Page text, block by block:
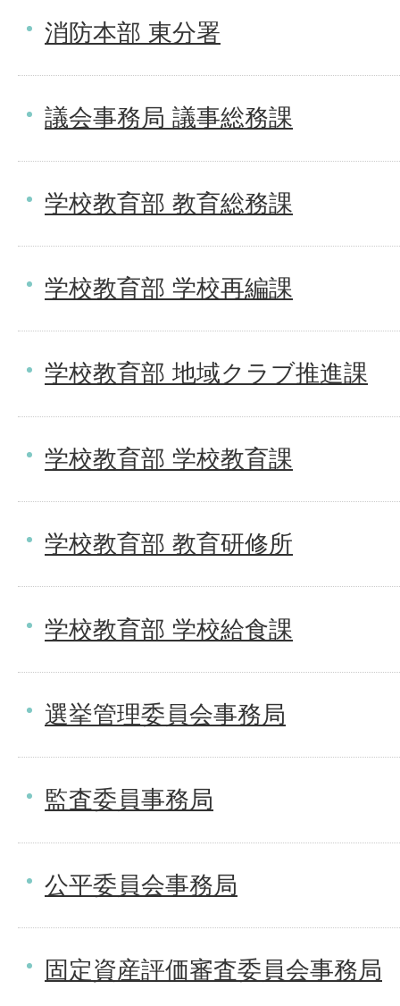
消防本部 東分署
議会事務局 議事総務課
学校教育部 教育総務課
学校教育部 学校再編課
学校教育部 地域クラブ推進課
学校教育部 学校教育課
学校教育部 教育研修所
学校教育部 学校給食課
選挙管理委員会事務局
監査委員事務局
公平委員会事務局
固定資産評価審査委員会事務局